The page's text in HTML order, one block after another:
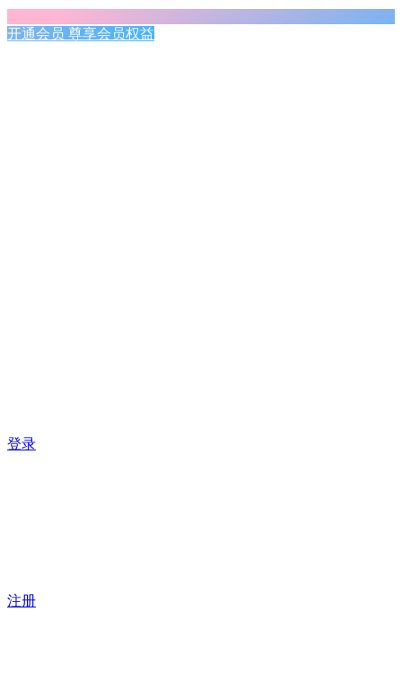
开通会员 尊享会员权益
登录
注册